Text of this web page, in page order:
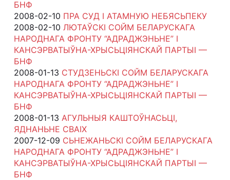
БНФ
2008-02-10 ПРА СУД І АТАМНУЮ НЕБЯСЬПЕКУ
2008-02-10 ЛЮТАЎСКІ СОЙМ БЕЛАРУСКАГА
НАРОДНАГА ФРОНТУ “АДРАДЖЭНЬНЕ” І
КАНСЭРВАТЫЎНА-ХРЫСЬЦІЯНСКАЙ ПАРТЫІ —
БНФ
2008-01-13 СТУДЗЕНЬСКІ СОЙМ БЕЛАРУСКАГА
НАРОДНАГА ФРОНТУ “АДРАДЖЭНЬНЕ” І
КАНСЭРВАТЫЎНА-ХРЫСЬЦІЯНСКАЙ ПАРТЫІ —
БНФ
2008-01-13 АГУЛЬНЫЯ КАШТОЎНАСЬЦІ,
ЯДНАНЬНЕ СВАІХ
2007-12-09 СЬНЕЖАНЬСКІ СОЙМ БЕЛАРУСКАГА
НАРОДНАГА ФРОНТУ “АДРАДЖЭНЬНЕ” І
КАНСЭРВАТЫЎНА-ХРЫСЬЦІЯНСКАЙ ПАРТЫІ —
БНФ